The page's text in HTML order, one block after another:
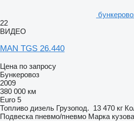
22
ВИДЕО
MAN TGS 26.440
Цена по запросу
Бункеровоз
2009
380 000 км
Euro 5
Топливо дизель Грузопод. 13 470 кг
Подвеска пневмо/пневмо Марка кузова